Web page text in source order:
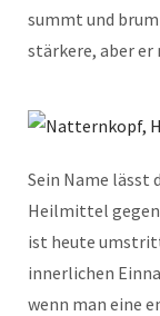
summt und
stärkere, aber er
Sein Name lässt
Heilmittel gegen
ist heute
innerlichen
wenn man eine